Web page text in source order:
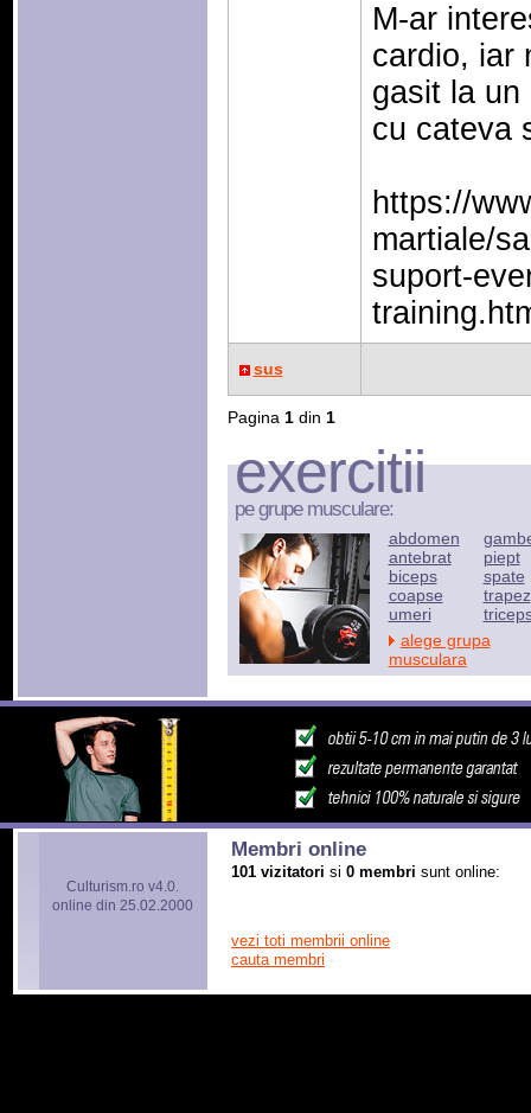
M-ar
cardio, iar
gasit la un
cu cateva
https://
martiale/
suport-
sus
Pagina 1din 1
exercitii
pe grupe musculare:
abdomen
antebrat
biceps
coapse
umeri
piept
spate
trapez
alege grupa
musculara
Culturism.ro v4.0.
online din 25.02.2000
Membri online
101 vizitatori si 0 membri sunt online:
vezi toti membrii online
cauta membri